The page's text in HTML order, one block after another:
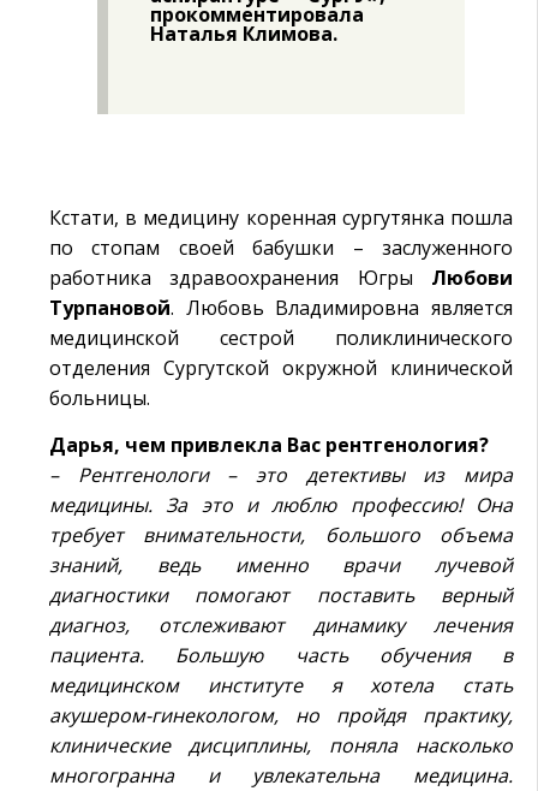
прокомментировала
Наталья Климова.
Кстати, в медицину коренная сургутянка пошла
по стопам своей бабушки – заслуженного
работника здравоохранения Югры Любови
Турпановой. Любовь Владимировна является
медицинской сестрой поликлинического
отделения Сургутской окружной клинической
больницы.
Дарья, чем привлекла Вас рентгенология?
– Рентгенологи – это детективы из мира
медицины. За это и люблю профессию! Она
требует внимательности, большого объема
знаний, ведь именно врачи лучевой
диагностики помогают поставить верный
диагноз, отслеживают динамику лечения
пациента. Большую часть обучения в
медицинском институте я хотела стать
акушером-гинекологом, но пройдя практику,
клинические дисциплины, поняла насколько
многогранна и увлекательна медицина.